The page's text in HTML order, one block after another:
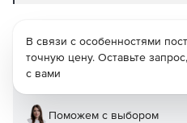
В связи с особенностями
точную цену. Оставьте
с вами
Поможем с выбором